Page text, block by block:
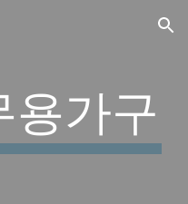
Skip to navigation
가구